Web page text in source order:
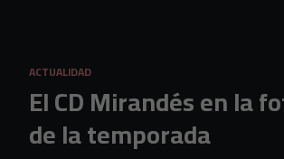
ACTUALIDAD
El CD Mirandés en la
de la temporada